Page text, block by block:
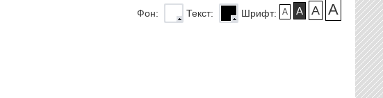
A A A A
Шрифт:
Текст:
Фон: